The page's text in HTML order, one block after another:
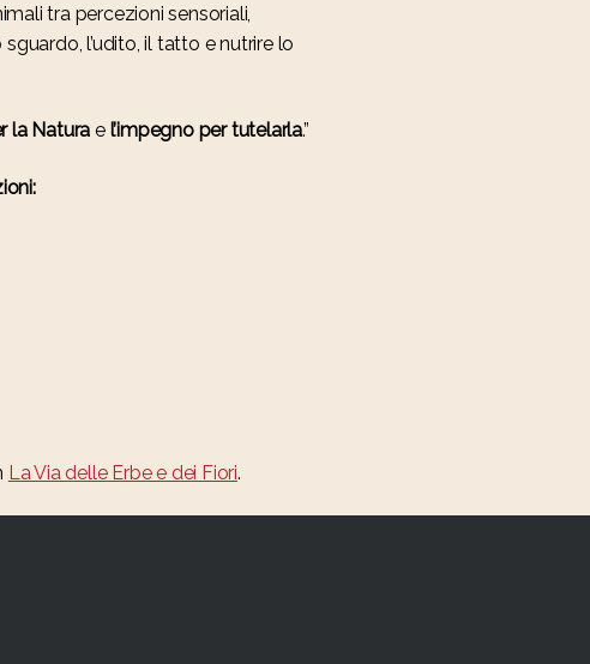
tra percezioni sensoriali,
l’udito, il tatto e nutrire lo
la Natura e l’impegno per tutelarla.”
La Via delle Erbe e dei Fiori.